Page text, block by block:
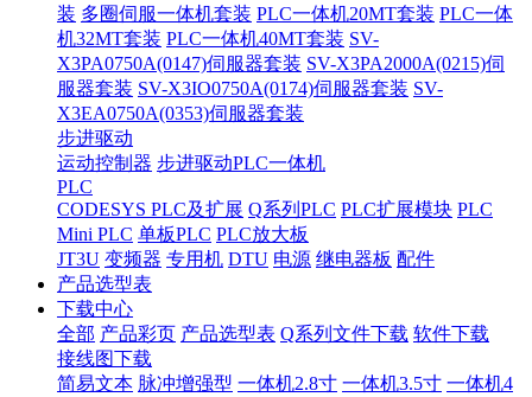
装 多圈伺服一体机套装 PLC一体机20MT套装 PLC一体
机32MT套装 PLC一体机40MT套装 SV-
X3PA0750A(0147)伺服器套装 SV-X3PA2000A(0215)伺
服器套装 SV-X3IO0750A(0174)伺服器套装 SV-
X3EA0750A(0353)伺服器套装
步进驱动
运动控制器 步进驱动PLC一体机
PLC
CODESYS PLC及扩展 Q系列PLC PLC扩展模块 PLC
Mini PLC 单板PLC PLC放大板
JT3U 变频器 专用机 DTU 电源 继电器板 配件
产品选型表
下载中心
全部 产品彩页 产品选型表 Q系列文件下载 软件下载
接线图下载
简易文本 脉冲增强型 一体机2.8寸 一体机3.5寸 一体机4